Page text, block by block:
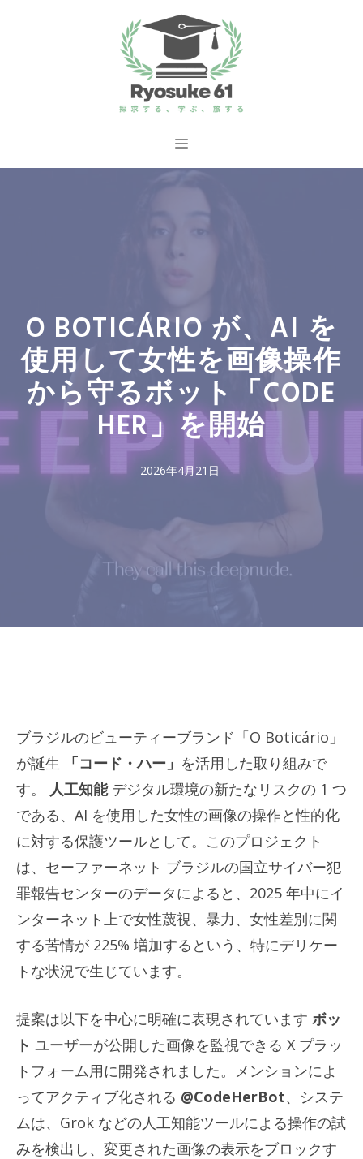
ス
メ
ニ
ュ
O BOTICÁRIO が、AI を
使用して女性を画像操作
から守るボット「CODE
HER」を開始
2026年4月21日
ブラジルのビューティーブランド「O Boticário」
が誕生
「コード・ハー」 を活用した取り組みで
す。
人工知能 デジタル環境の新たなリスクの 1 つ
である、AI を使用した女性の画像の操作と性的化
に対する保護ツールとして。このプロジェクト
は、セーファーネット ブラジルの国立サイバー犯
罪報告センターのデータによると、2025 年中にイ
ンターネット上で女性蔑視、暴力、女性差別に関
する苦情が 225% 増加するという、特にデリケー
トな状況で生じています。
提案は以下を中心に明確に表現されています ボッ
ト ユーザーが公開した画像を監視できる X プラッ
トフォーム用に開発されました。メンションによ
ってアクティブ化される @CodeHerBot、システ
ムは、Grok などの人工知能ツールによる操作の試
みを検出し、変更された画像の表示をブロックす